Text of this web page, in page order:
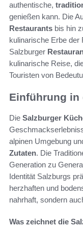
authentische,
genießen kann. Die
Restaurants bis hin
kulinarische Erbe der
Salzburger
kulinarische Reise,
Touristen von
Einführung in
Die Salzburger
alpinen Umgebung
Zutaten. Die
Generation zu
Identität Salzburgs
herzhaften und
nahrhaft, sondern
Was zeichnet die